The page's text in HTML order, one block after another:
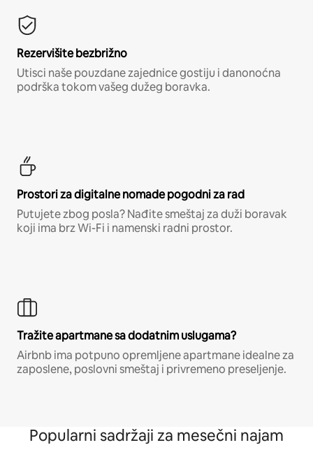
Rezervišite bezbrižno
Utisci naše pouzdane zajednice gostiju i danonoćna
podrška tokom vašeg dužeg boravka.
Prostori za digitalne nomade pogodni za rad
Putujete zbog posla? Nađite smeštaj za duži boravak
koji ima brz Wi-Fi i namenski radni prostor.
Tražite apartmane sa dodatnim uslugama?
Airbnb ima potpuno opremljene apartmane idealne za
zaposlene, poslovni smeštaj i privremeno preseljenje.
Popularni sadržaji za mesečni najam